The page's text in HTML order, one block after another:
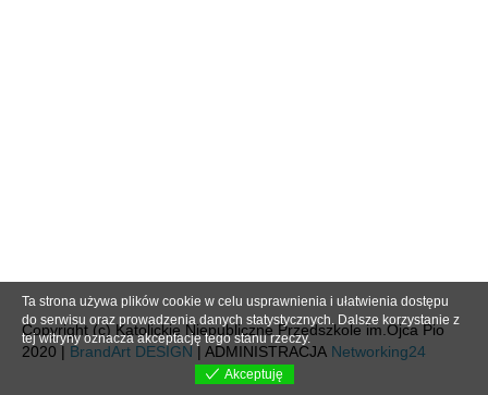
Copyright (c) Katolickie Niepubliczne Przedszkole im.Ojca Pio
2020 | BrandArt DESIGN | ADMINISTRACJA Networking24
Ta strona używa plików cookie w celu usprawnienia i ułatwienia dostępu
do serwisu oraz prowadzenia danych statystycznych. Dalsze korzystanie z
tej witryny oznacza akceptację tego stanu rzeczy.
Akceptuję